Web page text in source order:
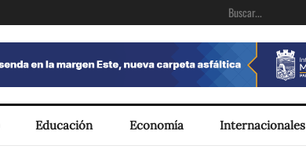
Educación Economía Internacionales